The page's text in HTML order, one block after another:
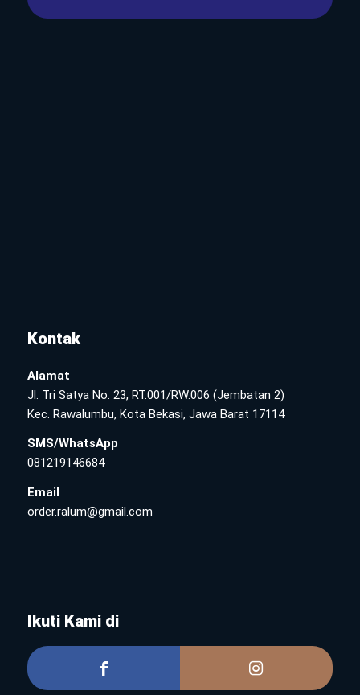
Kontak
Alamat
Jl. Tri Satya No. 23, RT.001/RW.006 (Jembatan 2)
Kec. Rawalumbu, Kota Bekasi, Jawa Barat 17114
SMS/WhatsApp
081219146684
Email
order.ralum@gmail.com
Ikuti Kami di